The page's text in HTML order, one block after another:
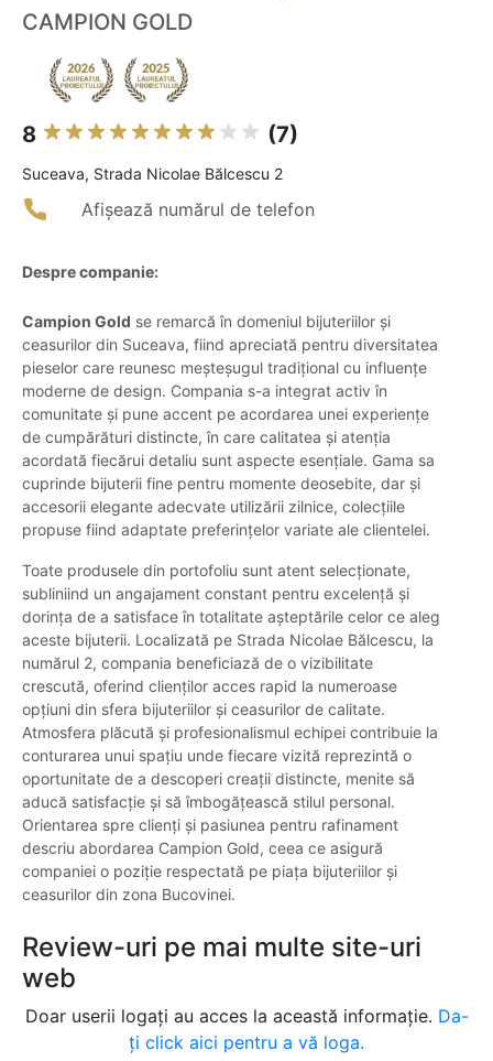
CAMPION GOLD
8 (7)
Suceava, Strada Nicolae Bălcescu 2
Afișează numărul de telefon
Despre companie:
Campion Gold se remarcă în domeniul bijuteriilor și
ceasurilor din Suceava, fiind apreciată pentru diversitatea
pieselor care reunesc meșteșugul tradițional cu influențe
moderne de design. Compania s-a integrat activ în
comunitate și pune accent pe acordarea unei experiențe
de cumpărături distincte, în care calitatea și atenția
acordată fiecărui detaliu sunt aspecte esențiale. Gama sa
cuprinde bijuterii fine pentru momente deosebite, dar și
accesorii elegante adecvate utilizării zilnice, colecțiile
propuse fiind adaptate preferințelor variate ale clientelei.
Toate produsele din portofoliu sunt atent selecționate,
subliniind un angajament constant pentru excelență și
dorința de a satisface în totalitate așteptările celor ce aleg
aceste bijuterii. Localizată pe Strada Nicolae Bălcescu, la
numărul 2, compania beneficiază de o vizibilitate
crescută, oferind clienților acces rapid la numeroase
opțiuni din sfera bijuteriilor și ceasurilor de calitate.
Atmosfera plăcută și profesionalismul echipei contribuie la
conturarea unui spațiu unde fiecare vizită reprezintă o
oportunitate de a descoperi creații distincte, menite să
aducă satisfacție și să îmbogățească stilul personal.
Orientarea spre clienți și pasiunea pentru rafinament
descriu abordarea Campion Gold, ceea ce asigură
companiei o poziție respectată pe piața bijuteriilor și
ceasurilor din zona Bucovinei.
Review-uri pe mai multe site-uri
web
Doar userii logați au acces la această informație. Da-
ți click aici pentru a vă loga.